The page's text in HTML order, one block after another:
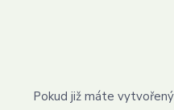
Pokud již máte